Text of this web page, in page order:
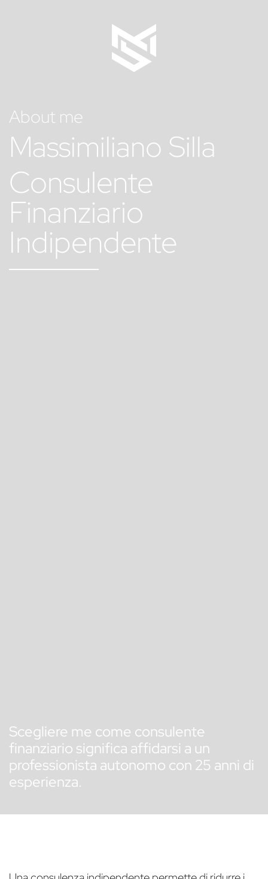
About me
Massimiliano Silla
Consulente
Finanziario
Indipendente
Scegliere me come consulente
finanziario significa affidarsi a un
professionista autonomo con 25 anni di
esperienza.